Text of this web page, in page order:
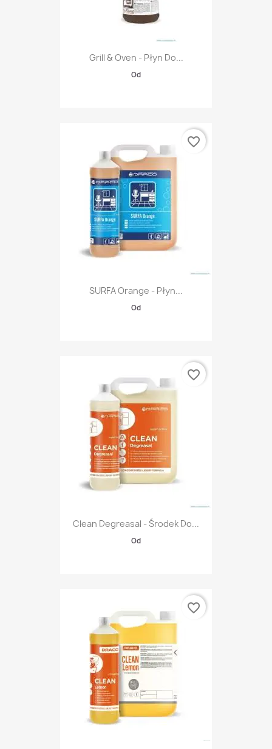
Grill & Oven - Płyn Do...
Od
SURFA Orange - Płyn...
Od
favorite_border
Clean Degreasal - Środek Do...
Od
favorite_border
favorite_border